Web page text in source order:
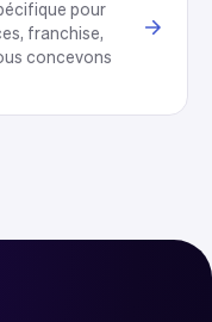
pour
franchise,
concevons